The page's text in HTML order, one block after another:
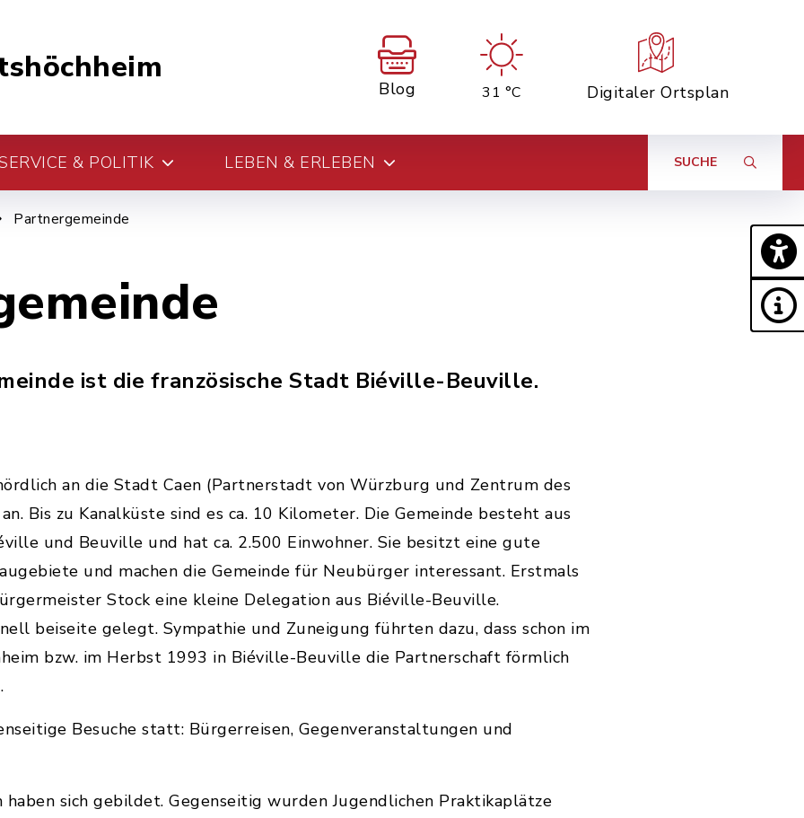
Blog 31 °C Digitaler Ortsplan
& POLITIK LEBEN & ERLEBEN SUCHE
Partnergemeinde
ist die französische Stadt Biéville-Beuville.
an die Stadt Caen (Partnerstadt von Würzburg und Zentrum des
Bis zu Kanalküste sind es ca. 10 Kilometer. Die Gemeinde besteht aus
und Beuville und hat ca. 2.500 Einwohner. Sie besitzt eine gute
und machen die Gemeinde für Neubürger interessant. Erstmals
Stock eine kleine Delegation aus Biéville-Beuville.
beiseite gelegt. Sympathie und Zuneigung führten dazu, dass schon im
bzw. im Herbst 1993 in Biéville-Beuville die Partnerschaft förmlich
Besuche statt: Bürgerreisen, Gegenveranstaltungen und
haben sich gebildet. Gegenseitig wurden Jugendlichen Praktikaplätze